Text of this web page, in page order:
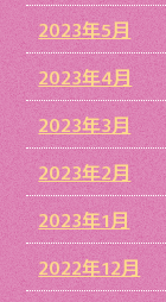
2023年5月
2023年4月
2023年3月
2023年2月
2023年1月
2022年12月